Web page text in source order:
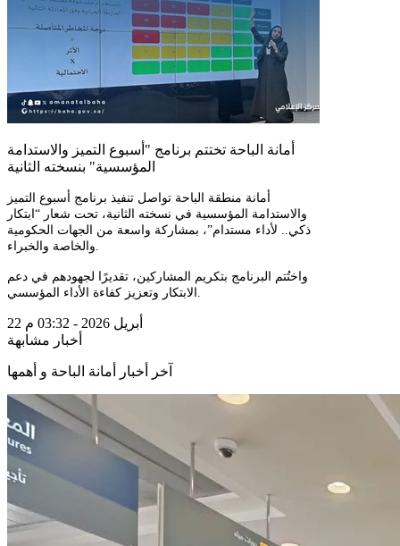
أمانة الباحة تختتم برنامج "أسبوع التميز والاستدامة
المؤسسية" بنسخته الثانية
أمانة منطقة الباحة تواصل تنفيذ برنامج أسبوع التميز
والاستدامة المؤسسية في نسخته الثانية، تحت شعار “ابتكار
ذكي.. لأداء مستدام”، بمشاركة واسعة من الجهات الحكومية
والخاصة والخبراء.
واختُتم البرنامج بتكريم المشاركين، تقديرًا لجهودهم في دعم
الابتكار وتعزيز كفاءة الأداء المؤسسي.
22 أبريل 2026 - 03:32 م
أخبار مشابهة
آخر أخبار أمانة الباحة و أهمها